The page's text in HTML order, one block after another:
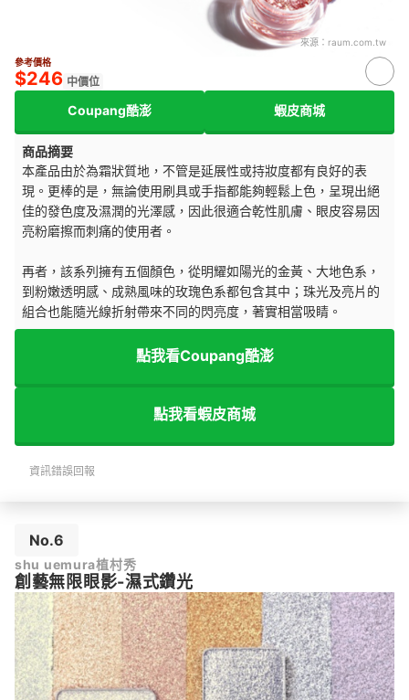
來源： raum.com.tw
參考價格
$246 中價位
Coupang酷澎 蝦皮商城
商品摘要
本產品由於為霜狀質地，不管是延展性或持妝度都有良好的表
現。更棒的是，無論使用刷具或手指都能夠輕鬆上色，呈現出絕
佳的發色度及濕潤的光澤感，因此很適合乾性肌膚、眼皮容易因
亮粉磨擦而刺痛的使用者。
再者，該系列擁有五個顏色，從明耀如陽光的金黃、大地色系，
到粉嫩透明感、成熟風味的玫瑰色系都包含其中；珠光及亮片的
組合也能隨光線折射帶來不同的閃亮度，著實相當吸睛。
點我看Coupang酷澎
點我看蝦皮商城
資訊錯誤回報
No.6
shu uemura植村秀
創藝無限眼影-濕式鑽光